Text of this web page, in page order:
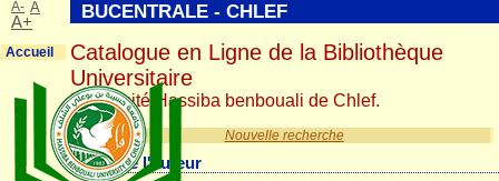
Nouvelle recherche
Détail de l'auteur
BUCENTRALE - CHLEF
Catalogue en Ligne de la Bibliothèque
Universitaire
Université Hassiba benbouali de Chlef.
A- A
A+
Accueil